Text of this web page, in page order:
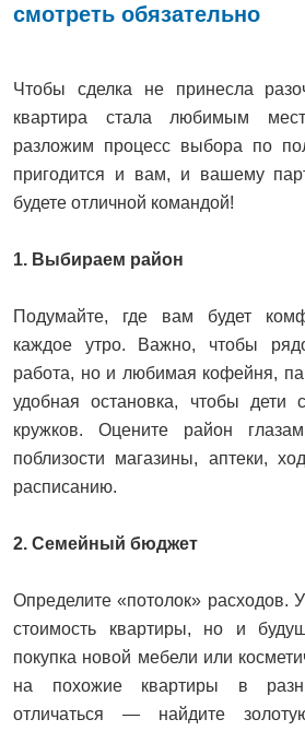
смотреть обязательно
Чтобы сделка не принесла
квартира стала любимым
разложим процесс выбора по
пригодится и вам, и вашему
будете отличной командой!
1. Выбираем район
Подумайте, где вам будет
каждое утро. Важно, чтобы
работа, но и любимая кофейня,
удобная остановка, чтобы дети
кружков. Оцените район
поблизости магазины, аптеки,
расписанию.
2. Семейный бюджет
Определите «потолок» расходов.
стоимость квартиры, но и
покупка новой мебели или
на похожие квартиры в
отличаться — найдите